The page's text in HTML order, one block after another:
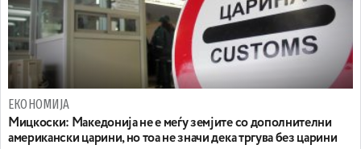
ЕКОНОМИЈА
Мицкоски: Македонија не е меѓу земјите со дополнителни
американски царини, но тоа не значи дека тргува без царини